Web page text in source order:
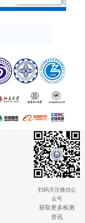
扫码关注微信公
众号
获取更多检测
资讯